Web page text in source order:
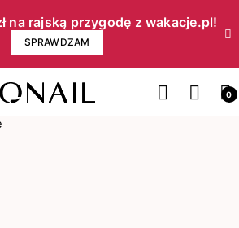
na rajską przygodę z wakacje.pl!​
SPRAWDZAM
0